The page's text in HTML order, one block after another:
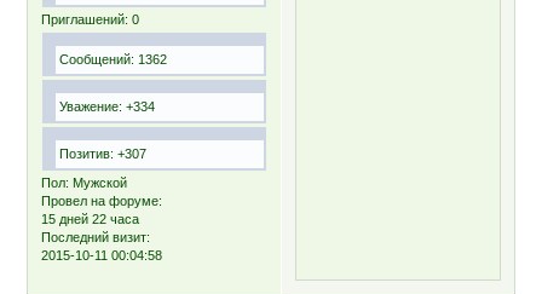
Приглашений: 0
Сообщений: 1362
Уважение: +334
Позитив: +307
Пол: Мужской
Провел на форуме:
15 дней 22 часа
Последний визит:
2015-10-11 00:04:58